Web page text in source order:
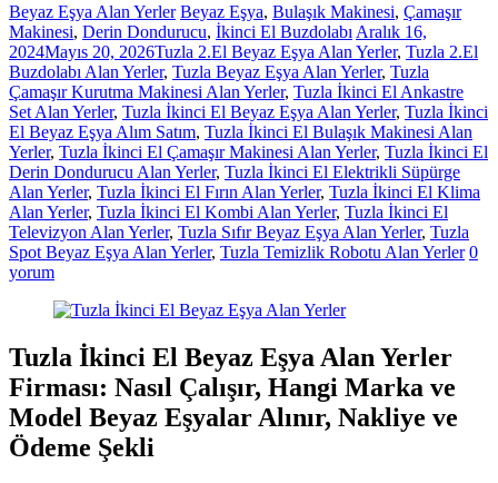
Beyaz Eşya Alan Yerler Beyaz Eşya, Bulaşık Makinesi, Çamaşır
Makinesi, Derin Dondurucu, İkinci El Buzdolabı Aralık 16,
2024Mayıs 20, 2026Tuzla 2.El Beyaz Eşya Alan Yerler, Tuzla 2.El
Buzdolabı Alan Yerler, Tuzla Beyaz Eşya Alan Yerler, Tuzla
Çamaşır Kurutma Makinesi Alan Yerler, Tuzla İkinci El Ankastre
Set Alan Yerler, Tuzla İkinci El Beyaz Eşya Alan Yerler, Tuzla İkinci
El Beyaz Eşya Alım Satım, Tuzla İkinci El Bulaşık Makinesi Alan
Yerler, Tuzla İkinci El Çamaşır Makinesi Alan Yerler, Tuzla İkinci El
Derin Dondurucu Alan Yerler, Tuzla İkinci El Elektrikli Süpürge
Alan Yerler, Tuzla İkinci El Fırın Alan Yerler, Tuzla İkinci El Klima
Alan Yerler, Tuzla İkinci El Kombi Alan Yerler, Tuzla İkinci El
Televizyon Alan Yerler, Tuzla Sıfır Beyaz Eşya Alan Yerler, Tuzla
Spot Beyaz Eşya Alan Yerler, Tuzla Temizlik Robotu Alan Yerler 0
yorum
Tuzla İkinci El Beyaz Eşya Alan Yerler
Firması: Nasıl Çalışır, Hangi Marka ve
Model Beyaz Eşyalar Alınır, Nakliye ve
Ödeme Şekli